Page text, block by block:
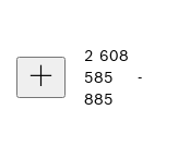
2 608
585
885
-